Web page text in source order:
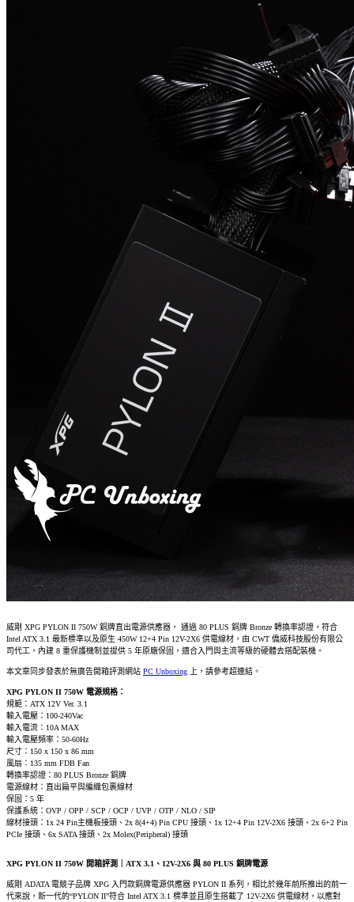
威剛 XPG PYLON II 750W 銅牌直出電源供應器， 通過 80 PLUS 銅牌 Bronze 轉換率認證，符合
Intel ATX 3.1 最新標準以及原生 450W 12+4 Pin 12V-2X6 供電線材，由 CWT 僑威科技股份有限公
司代工，內建 8 重保護機制並提供 5 年原廠保固，適合入門與主流等級的硬體去搭配裝機。
本文章同步發表於無廣告開箱評測網站 PC Unboxing 上，請參考超連結。
XPG PYLON II 750W 電源規格：
規範：ATX 12V Ver. 3.1
輸入電壓：100-240Vac
輸入電流：10A MAX
輸入電壓頻率：50-60Hz
尺寸：150 x 150 x 86 mm
風扇：135 mm FDB Fan
轉換率認證：80 PLUS Bronze 銅牌
電源線材：直出扁平與編織包裹線材
保固：5 年
保護系統：OVP / OPP / SCP / OCP / UVP / OTP / NLO / SIP
線材接頭：1x 24 Pin主機板接頭、2x 8(4+4) Pin CPU 接頭、1x 12+4 Pin 12V-2X6 接頭、2x 6+2 Pin
PCIe 接頭、6x SATA 接頭、2x Molex(Peripheral) 接頭
XPG PYLON II 750W 開箱評測｜ATX 3.1、12V-2X6 與 80 PLUS 銅牌電源
威剛 ADATA 電競子品牌 XPG 入門款銅牌電源供應器 PYLON II 系列，相比於幾年前所推出的前一
代來說，新一代的“PYLON II”符合 Intel ATX 3.1 標準並且原生搭載了 12V-2X6 供電線材，以應對